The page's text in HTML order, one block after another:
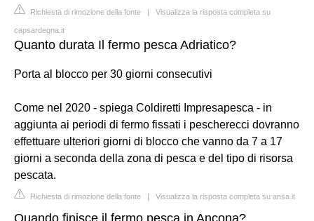
Richiesta di rimozione della fonte | Visualizza la risposta completa su
capsardegna.it
Quanto durata Il fermo pesca Adriatico?
Porta al blocco per 30 giorni consecutivi
Come nel 2020 - spiega Coldiretti Impresapesca - in
aggiunta ai periodi di fermo fissati i pescherecci dovranno
effettuare ulteriori giorni di blocco che vanno da 7 a 17
giorni a seconda della zona di pesca e del tipo di risorsa
pescata.
Richiesta di rimozione della fonte | Visualizza la risposta completa su ansa.it
Quando finisce il fermo pesca in Ancona?